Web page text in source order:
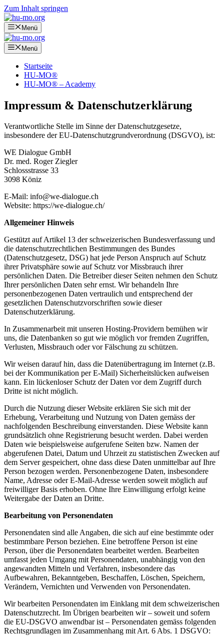
Zum Inhalt springen
Menü
Menü
Startseite
HU-MO®
HU-MO® – Academy
Impressum & Datenschutzerklärung
Verantwortliche Stelle im Sinne der Datenschutzgesetze,
insbesondere der EU-Datenschutzgrundverordnung (DSGVO), ist:
WE Dialogue GmbH
Dr. med. Roger Ziegler
Schlossstrasse 33
3098 Köniz
E-Mail: info@we-dialogue.ch
Website: https://we-dialogue.ch/
Allgemeiner Hinweis
Gestützt auf Artikel 13 der schweizerischen Bundesverfassung und
die datenschutzrechtlichen Bestimmungen des Bundes
(Datenschutzgesetz, DSG) hat jede Person Anspruch auf Schutz
ihrer Privatsphäre sowie auf Schutz vor Missbrauch ihrer
persönlichen Daten. Die Betreiber dieser Seiten nehmen den Schutz
Ihrer persönlichen Daten sehr ernst. Wir behandeln Ihre
personenbezogenen Daten vertraulich und entsprechend der
gesetzlichen Datenschutzvorschriften sowie dieser
Datenschutzerklärung.
In Zusammenarbeit mit unseren Hosting-Providern bemühen wir
uns, die Datenbanken so gut wie möglich vor fremden Zugriffen,
Verlusten, Missbrauch oder vor Fälschung zu schützen.
Wir weisen darauf hin, dass die Datenübertragung im Internet (z.B.
bei der Kommunikation per E-Mail) Sicherheitslücken aufweisen
kann. Ein lückenloser Schutz der Daten vor dem Zugriff durch
Dritte ist nicht möglich.
Durch die Nutzung dieser Website erklären Sie sich mit der
Erhebung, Verarbeitung und Nutzung von Daten gemäss der
nachfolgenden Beschreibung einverstanden. Diese Website kann
grundsätzlich ohne Registrierung besucht werden. Dabei werden
Daten wie beispielsweise aufgerufene Seiten bzw. Namen der
abgerufenen Datei, Datum und Uhrzeit zu statistischen Zwecken auf
dem Server gespeichert, ohne dass diese Daten unmittelbar auf Ihre
Person bezogen werden. Personenbezogene Daten, insbesondere
Name, Adresse oder E-Mail-Adresse werden soweit möglich auf
freiwilliger Basis erhoben. Ohne Ihre Einwilligung erfolgt keine
Weitergabe der Daten an Dritte.
Bearbeitung von Personendaten
Personendaten sind alle Angaben, die sich auf eine bestimmte oder
bestimmbare Person beziehen. Eine betroffene Person ist eine
Person, über die Personendaten bearbeitet werden. Bearbeiten
umfasst jeden Umgang mit Personendaten, unabhängig von den
angewandten Mitteln und Verfahren, insbesondere das
Aufbewahren, Bekanntgeben, Beschaffen, Löschen, Speichern,
Verändern, Vernichten und Verwenden von Personendaten.
Wir bearbeiten Personendaten im Einklang mit dem schweizerischen
Datenschutzrecht. Im Übrigen bearbeiten wir – soweit und sofern
die EU-DSGVO anwendbar ist – Personendaten gemäss folgenden
Rechtsgrundlagen im Zusammenhang mit Art. 6 Abs. 1 DSGVO: